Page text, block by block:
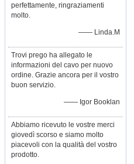
perfettamente, ringraziamenti
molto.
—— Linda.M
Trovi prego ha allegato le
informazioni del cavo per nuovo
ordine. Grazie ancora per il vostro
buon servizio.
—— Igor Booklan
Abbiamo ricevuto le vostre merci
giovedì scorso e siamo molto
piacevoli con la qualità del vostro
prodotto.